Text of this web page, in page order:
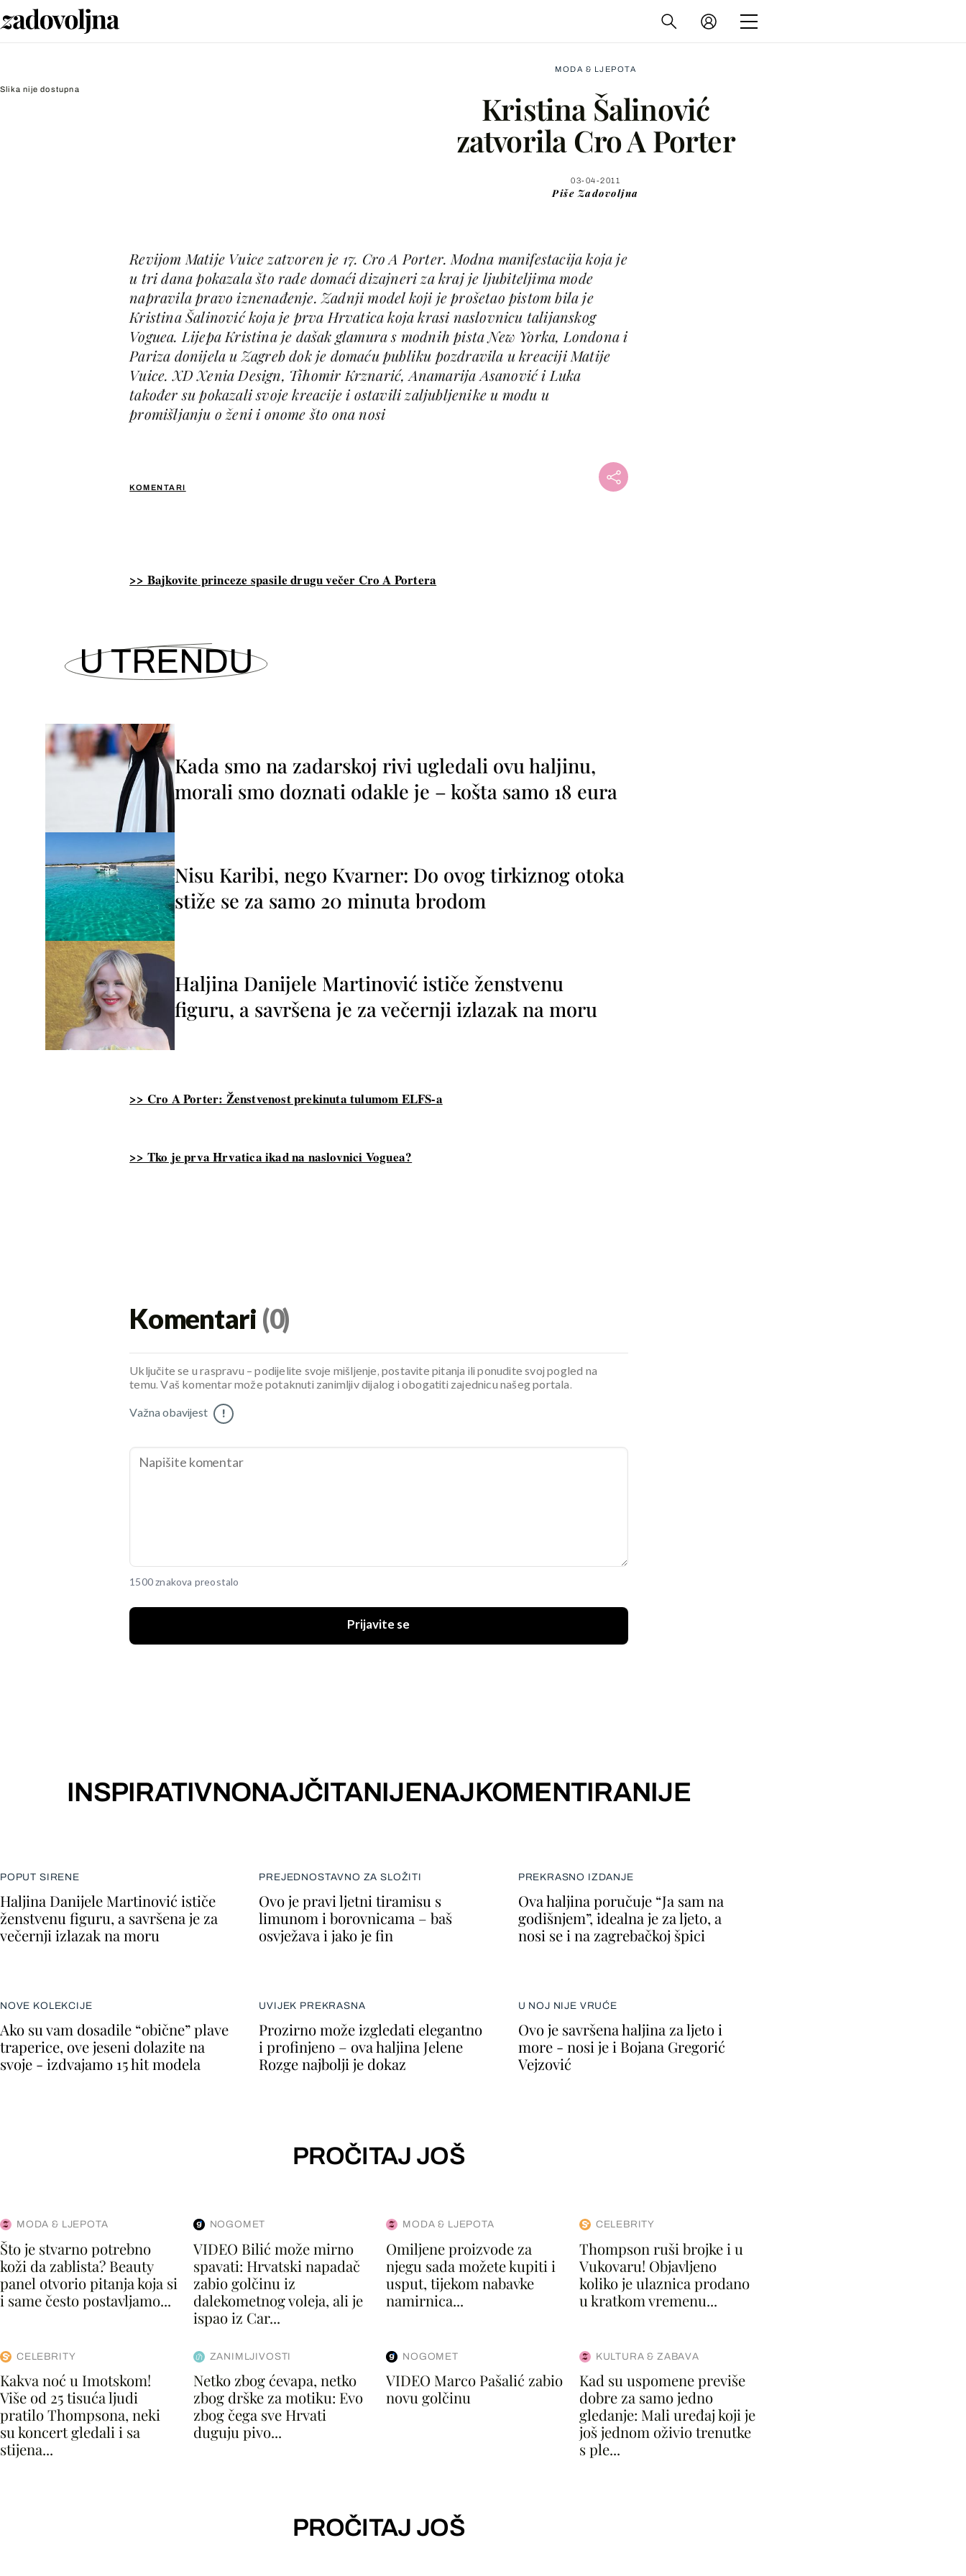
Slika nije dostupna
MODA & LJEPOTA
Kristina Šalinović
zatvorila Cro A Porter
03-04-2011
Piše Zadovoljna
KOMENTARI
Revijom Matije Vuice zatvoren je 17. Cro A Porter. Modna manifestacija koja je
u tri dana pokazala što rade domaći dizajneri za kraj je ljubiteljima mode
napravila pravo iznenađenje. Zadnji model koji je prošetao pistom bila je
Kristina Šalinović koja je prva Hrvatica koja krasi naslovnicu talijanskog
Voguea. Lijepa Kristina je dašak glamura s modnih pista New Yorka, Londona i
Pariza donijela u Zagreb dok je domaću publiku pozdravila u kreaciji Matije
Vuice. XD Xenia Design, Tihomir Krznarić, Anamarija Asanović i Luka
također su pokazali svoje kreacije i ostavili zaljubljenike u modu u
promišljanju o ženi i onome što ona nosi
WhatsApp
Viber
>> Bajkovite princeze spasile drugu večer Cro A Portera
U TRENDU
Kada smo na zadarskoj rivi ugledali ovu haljinu,
morali smo doznati odakle je – košta samo 18 eura
Nisu Karibi, nego Kvarner: Do ovog tirkiznog otoka
stiže se za samo 20 minuta brodom
Haljina Danijele Martinović ističe ženstvenu
figuru, a savršena je za večernji izlazak na moru
>> Cro A Porter: Ženstvenost prekinuta tulumom ELFS-a
>> Tko je prva Hrvatica ikad na naslovnici Voguea?
Komentari (0)
Uključite se u raspravu – podijelite svoje mišljenje, postavite pitanja ili ponudite svoj pogled na
temu. Vaš komentar može potaknuti zanimljiv dijalog i obogatiti zajednicu našeg portala.
Važna obavijest !
1500 znakova preostalo
Prijavite se
INSPIRATIVNONAJČITANIJENAJKOMENTIRANIJE
POPUT SIRENE
Haljina Danijele Martinović ističe
ženstvenu figuru, a savršena je za
večernji izlazak na moru
PREJEDNOSTAVNO ZA SLOŽITI
Ovo je pravi ljetni tiramisu s
limunom i borovnicama – baš
osvježava i jako je fin
PREKRASNO IZDANJE
Ova haljina poručuje “Ja sam na
godišnjem”, idealna je za ljeto, a
nosi se i na zagrebačkoj špici
NOVE KOLEKCIJE
Ako su vam dosadile “obične” plave
traperice, ove jeseni dolazite na
svoje - izdvajamo 15 hit modela
UVIJEK PREKRASNA
Prozirno može izgledati elegantno
i profinjeno – ova haljina Jelene
Rozge najbolji je dokaz
U NOJ NIJE VRUĆE
Ovo je savršena haljina za ljeto i
more - nosi je i Bojana Gregorić
Vejzović
PROČITAJ JOŠ
MODA & LJEPOTA
Što je stvarno potrebno
koži da zablista? Beauty
panel otvorio pitanja koja si
i same često postavljamo...
NOGOMET
VIDEO Bilić može mirno
spavati: Hrvatski napadač
zabio golčinu iz
dalekometnog voleja, ali je
ispao iz Car...
MODA & LJEPOTA
Omiljene proizvode za
njegu sada možete kupiti i
usput, tijekom nabavke
namirnica...
CELEBRITY
Thompson ruši brojke i u
Vukovaru! Objavljeno
koliko je ulaznica prodano
u kratkom vremenu...
CELEBRITY
Kakva noć u Imotskom!
Više od 25 tisuća ljudi
pratilo Thompsona, neki
su koncert gledali i sa
stijena...
ZANIMLJIVOSTI
Netko zbog ćevapa, netko
zbog drške za motiku: Evo
zbog čega sve Hrvati
duguju pivo...
NOGOMET
VIDEO Marco Pašalić zabio
novu golčinu
KULTURA & ZABAVA
Kad su uspomene previše
dobre za samo jedno
gledanje: Mali uređaj koji je
još jednom oživio trenutke
s ple...
PROČITAJ JOŠ